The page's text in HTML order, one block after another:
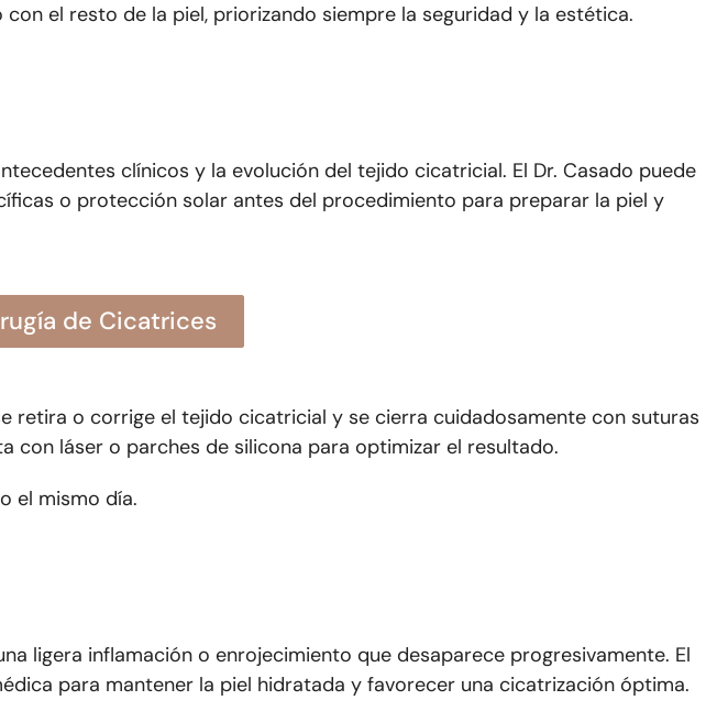
el resto de la piel, priorizando siempre la seguridad y la estética.
clínicos y la evolución del tejido cicatricial. El Dr. Casado puede
o protección solar antes del procedimiento para preparar la piel y
de Cicatrices
retira o corrige el tejido cicatricial y se cierra cuidadosamente con suturas
con láser o parches de silicona para optimizar el resultado.
el mismo día.
ligera inflamación o enrojecimiento que desaparece progresivamente. El
para mantener la piel hidratada y favorecer una cicatrización óptima.